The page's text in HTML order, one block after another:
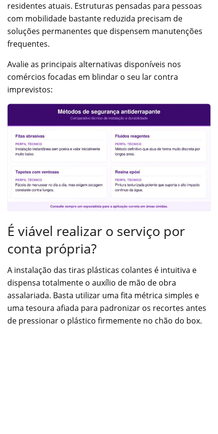
residentes atuais. Estruturas pensadas para pessoas
com mobilidade bastante reduzida precisam de
soluções permanentes que dispensem manutenções
frequentes.
Avalie as principais alternativas disponíveis nos
comércios focadas em blindar o seu lar contra
imprevistos:
É viável realizar o serviço por
conta própria?
A instalação das tiras plásticas colantes é intuitiva e
dispensa totalmente o auxílio de mão de obra
assalariada. Basta utilizar uma fita métrica simples e
uma tesoura afiada para padronizar os recortes antes
de pressionar o plástico firmemente no chão do box.